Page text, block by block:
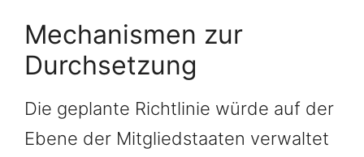
Mechanismen zur
Durchsetzung
Die geplante Richtlinie würde auf der
Ebene der Mitgliedstaaten verwaltet